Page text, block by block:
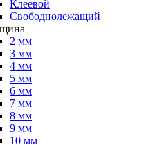
Клеевой
Свободнолежащий
2 мм
3 мм
4 мм
5 мм
6 мм
7 мм
8 мм
9 мм
10 мм